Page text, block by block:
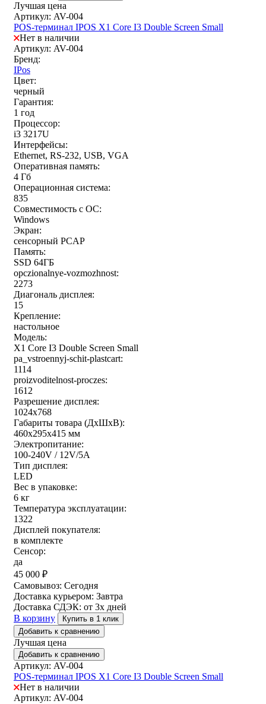
Лучшая цена
Артикул: AV-004
POS-терминал IPOS X1 Core I3 Double Screen Small
Нет в наличии
Артикул: AV-004
Бренд:
IPos
Цвет:
черный
Гарантия:
1 год
Процессор:
i3 3217U
Интерфейсы:
Ethernet, RS-232, USB, VGA
Оперативная память:
4 Гб
Операционная система:
835
Совместимость с ОС:
Windows
Экран:
сенсорный PCAP
Память:
SSD 64ГБ
opczionalnye-vozmozhnost:
2273
Диагональ дисплея:
15
Крепление:
настольное
Модель:
X1 Core I3 Double Screen Small
pa_vstroennyj-schit-plastcart:
1114
proizvoditelnost-proczes:
1612
Разрешение дисплея:
1024x768
Габариты товара (ДxШxВ):
460x295x415 мм
Электропитание:
100-240V / 12V/5A
Тип дисплея:
LED
Вес в упаковке:
6 кг
Температура эксплуатации:
1322
Дисплей покупателя:
в комплекте
Сенсор:
да
45 000 ₽
Самовывоз: Сегодня
Доставка курьером: Завтра
Доставка СДЭК: от 3х дней
В корзину
Купить в 1 клик
Добавить к сравнению
Лучшая цена
Добавить к сравнению
Артикул: AV-004
POS-терминал IPOS X1 Core I3 Double Screen Small
Нет в наличии
Артикул: AV-004